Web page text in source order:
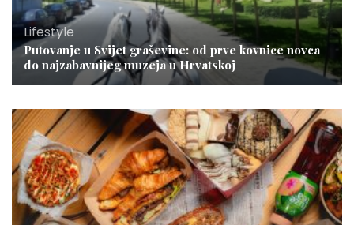
Lifestyle
Putovanje u Svijet graševine: od prve kovnice novca
do najzabavnijeg muzeja u Hrvatskoj